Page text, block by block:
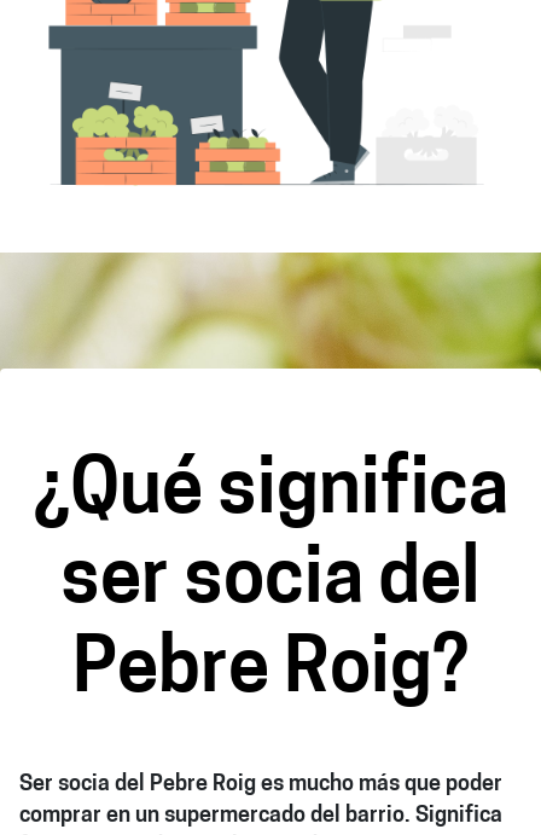
¿Qué significa
ser socia del
Pebre Roig?
Ser socia del Pebre Roig es mucho más que poder
comprar en un supermercado del barrio. Significa